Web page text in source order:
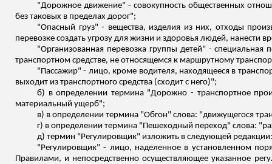
"Дорожное движение" - совокупность общественных
без таковых в пределах дорог";
"Опасный груз" - вещества, изделия из них, отходы
перевозке создать угрозу для жизни и здоровья людей,
"Организованная перевозка группы детей" -
транспортном средстве, не относящемся к маршрутному
"Пассажир" - лицо, кроме водителя, находящееся в
выходит из транспортного средства (сходит с него)";
б) в определении термина "Дорожно - транспортное
материальный ущерб";
в) в определении термина "Обгон" слова: "движущегося
г) в определении термина "Пешеходный переход" слова:
д) термин "Регулировщик" изложить в следующей редакции:
"Регулировщик" - лицо, наделенное в установленном
Правилами, и непосредственно осуществляющее указанное